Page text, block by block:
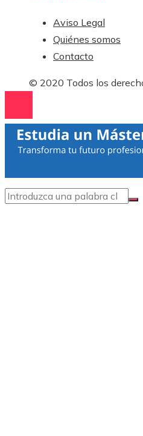
Aviso Legal
Quiénes somos
Contacto
© 2020 Todos los